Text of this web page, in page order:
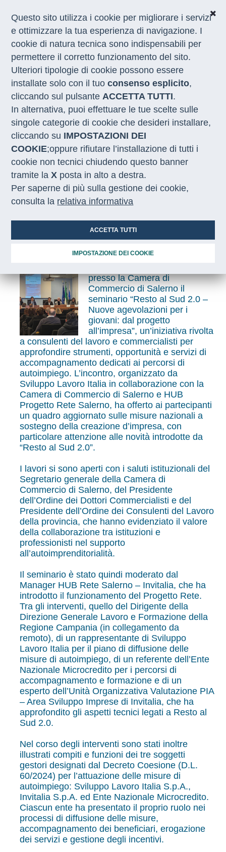
CHI SIAMO
COSA FACCIAMO
I NOSTRI SERVIZI
MEDIA
CON LE REGIONI
Home / Notizie / resto sud salerno
AUTOIMPIEGO30.03.2026
Resto al Sud 2.0: a Salerno un
confronto operativo tra
istituzioni e professionisti
sull’autoimpiego
presso la Camera di
Commercio di Salerno il
seminario “Resto al Sud 2.0 –
Nuove agevolazioni per i
giovani: dal progetto
all’impresa”, un’iniziativa rivolta
a consulenti del lavoro e commercialisti per
approfondire strumenti, opportunità e servizi di
accompagnamento dedicati ai percorsi di
autoimpiego. L’incontro, organizzato da
Sviluppo Lavoro Italia in collaborazione con la
Camera di Commercio di Salerno e HUB
Progetto Rete Salerno, ha offerto ai partecipanti
un quadro aggiornato sulle misure nazionali a
sostegno della creazione d’impresa, con
particolare attenzione alle novità introdotte da
“Resto al Sud 2.0”.
I lavori si sono aperti con i saluti istituzionali del
Segretario generale della Camera di
Commercio di Salerno, del Presidente
dell’Ordine dei Dottori Commercialisti e del
Presidente dell’Ordine dei Consulenti del Lavoro
della provincia, che hanno evidenziato il valore
della collaborazione tra istituzioni e
professionisti nel supporto
all’autoimprenditorialità.
Il seminario è stato quindi moderato dal
Manager HUB Rete Salerno – Invitalia, che ha
introdotto il funzionamento del Progetto Rete.
Tra gli interventi, quello del Dirigente della
Direzione Generale Lavoro e Formazione della
Regione Campania (in collegamento da
remoto), di un rappresentante di Sviluppo
Lavoro Italia per il piano di diffusione delle
misure di autoimpiego, di un referente dell’Ente
Nazionale Microcredito per i percorsi di
accompagnamento e formazione e di un
esperto dell’Unità Organizzativa Valutazione PIA
– Area Sviluppo Imprese di Invitalia, che ha
approfondito gli aspetti tecnici legati a Resto al
Sud 2.0.
Nel corso degli interventi sono stati inoltre
illustrati compiti e funzioni dei tre soggetti
gestori designati dal Decreto Coesione (D.L.
60/2024) per l’attuazione delle misure di
autoimpiego: Sviluppo Lavoro Italia S.p.A.,
Invitalia S.p.A. ed Ente Nazionale Microcredito.
Ciascun ente ha presentato il proprio ruolo nei
processi di diffusione delle misure,
accompagnamento dei beneficiari, erogazione
dei servizi e gestione degli incentivi.
Questo sito utilizza i cookie per migliorare i servizi
e ottimizzare la tua esperienza di navigazione. I
cookie di natura tecnica sono indispensabili per
permettere il corretto funzionamento del sito.
Ulteriori tipologie di cookie possono essere
installate solo con il tuoconsenso esplicito,
cliccando sul pulsanteACCETTA TUTTI.
In alternativa, puoi effettuare le tue scelte sulle
singole categorie di cookie che desideri installare,
cliccando su IMPOSTAZIONI DEI
COOKIE;oppure rifiutare l’installazione di tutti i
cookie non tecnici chiudendo questo banner
tramite laX posta in alto a destra.
Per saperne di più sulla gestione dei cookie,
consulta la relativa informativa
ACCETTA TUTTI
IMPOSTAZIONE DEI COOKIE